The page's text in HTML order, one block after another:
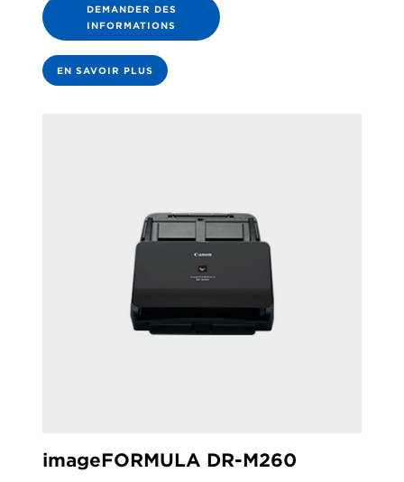
DEMANDER DES
INFORMATIONS
EN SAVOIR PLUS
imageFORMULA DR-M260